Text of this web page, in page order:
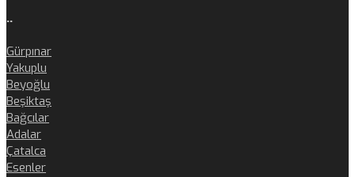
..
Gürpınar
Yakuplu
Beyoğlu
Beşiktaş
Bağcılar
Adalar
Çatalca
Esenler